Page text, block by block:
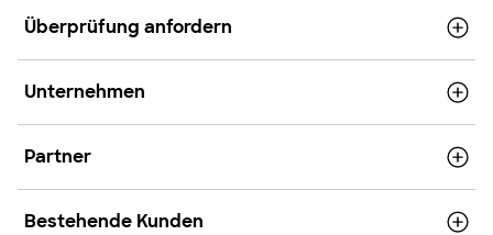
Überprüfung anfordern
Unternehmen
Partner
Bestehende Kunden